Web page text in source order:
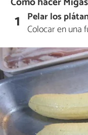
1 Pelar los
Colocar en una